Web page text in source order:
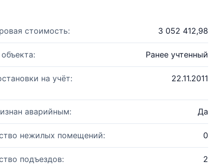
стоимость: 3 052 412,98
Ранее учтенный
на учёт: 22.11.2011
аварийным: Да
нежилых помещений: 0
подъездов: 2